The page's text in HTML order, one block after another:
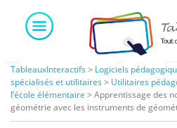
content
TableauxInteractifs > Logiciels
spécialisés et utilitaires > Utilitaires
l’école élémentaire > Apprentissage des
géométrie avec les instruments de